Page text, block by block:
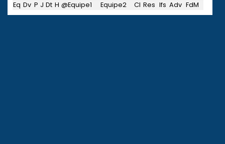
Eq Dv P J Dt H @Equipe1 Equipe2 Cl Res Ifs Adv FdM